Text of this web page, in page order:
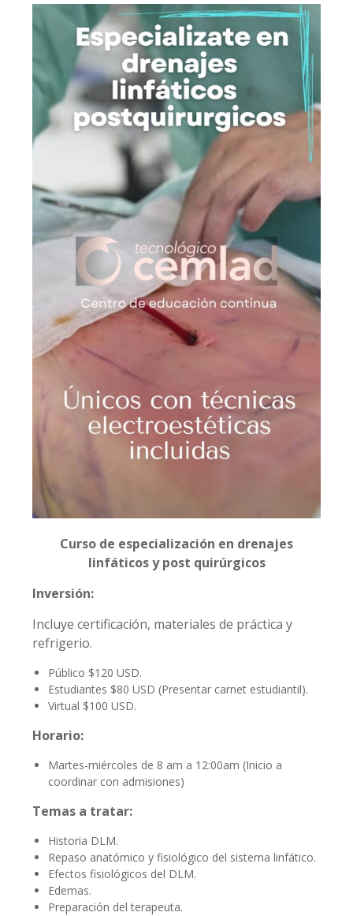
Curso de especialización en drenajes
linfáticos y post quirúrgicos
Inversión:
Incluye certificación, materiales de práctica y
refrigerio.
Público $120 USD.
Estudiantes $80 USD (Presentar carnet estudiantil).
Virtual $100 USD.
Horario:
Martes-miércoles de 8 am a 12:00am (Inicio a
coordinar con admisiones)
Temas a tratar:
Historia DLM.
Repaso anatómico y fisiológico del sistema linfático.
Efectos fisiológicos del DLM.
Edemas.
Preparación del terapeuta.